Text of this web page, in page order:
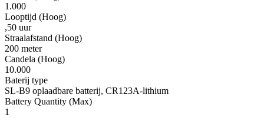
1.000
Looptijd (Hoog)
,50 uur
Straalafstand (Hoog)
200 meter
Candela (Hoog)
10.000
Baterij type
SL-B9 oplaadbare batterij, CR123A-lithium
Battery Quantity (Max)
1